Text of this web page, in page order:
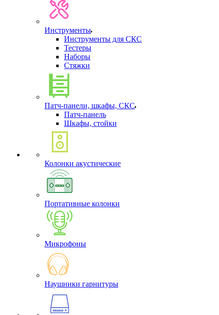
Инструменты
Инструменты для СКС
Тестеры
Наборы
Стяжки
Патч-панели, шкафы, СКС
Патч-панель
Шкафы, стойки
Колонки акустические
Портативные колонки
Микрофоны
Наушники гарнитуры